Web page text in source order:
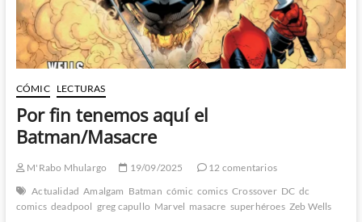
CÓMIC LECTURAS
Por fin tenemos aquí el
Batman/Masacre
M'Rabo Mhulargo 19/09/2025
12 comentarios
Actualidad Amalgam Batman cómic comics Crossover DC dc
comics deadpool greg capullo Marvel masacre superhéroes Zeb Wells